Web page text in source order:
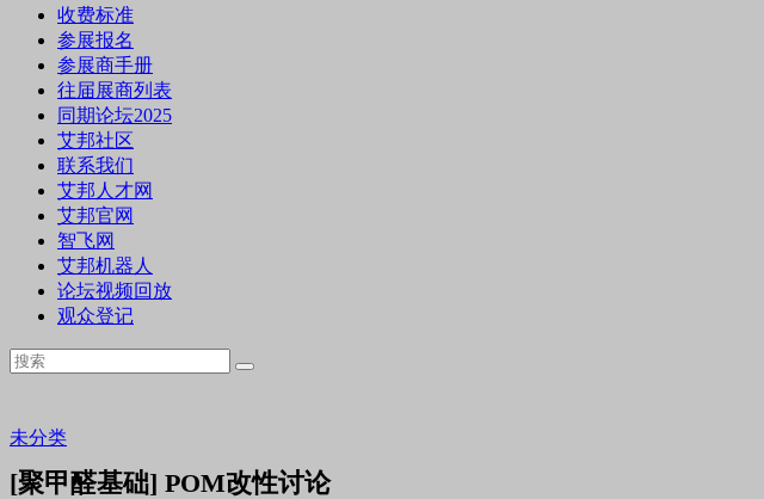
收费标准
参展报名
参展商手册
往届展商列表
同期论坛2025
艾邦社区
联系我们
艾邦人才网
艾邦官网
智飞网
艾邦机器人
论坛视频回放
观众登记
未分类
[聚甲醛基础] POM改性讨论